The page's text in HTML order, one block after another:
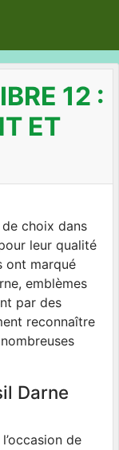
12 :
ET
choix dans
leur qualité
ont marqué
emblèmes
par des
reconnaître
Darne
de